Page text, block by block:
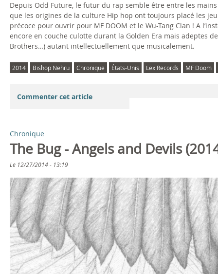
Depuis Odd Future, le futur du rap semble être entre les
que les origines de la culture Hip hop ont toujours placé les
précoce pour ouvrir pour MF DOOM et le Wu-Tang Clan ! A
encore en couche culotte durant la Golden Era mais adeptes
Brothers…) autant intellectuellement que musicalement.
2014 Bishop Nehru Chronique États-Unis Lex Records MF Doom
Commenter cet article
Chronique
The Bug - Angels and Devils
Le 12/27/2014 - 13:19